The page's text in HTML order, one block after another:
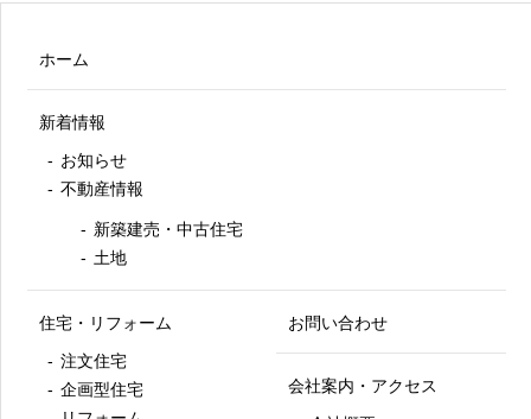
ホーム
新着情報
お知らせ
不動産情報
新築建売・中古住宅
土地
住宅・リフォーム
注文住宅
企画型住宅
お問い合わせ
会社案内・アクセス